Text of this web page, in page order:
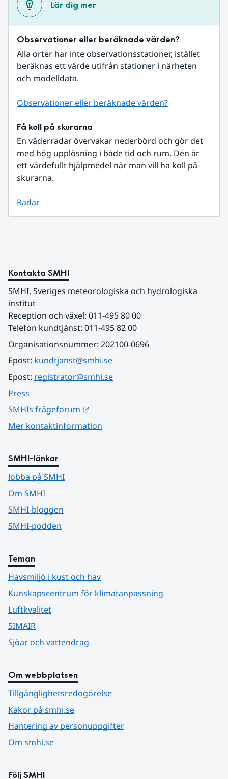
Lär dig mer
Observationer eller beräknade värden?
Alla orter har inte observationsstationer, istället
beräknas ett värde utifrån stationer i närheten
och modelldata.
Observationer eller beräknade värden?
Få koll på skurarna
En väderradar övervakar nederbörd och gör det
med hög upplösning i både tid och rum. Den är
ett värdefullt hjälpmedel när man vill ha koll på
skurarna.
Radar
Kontakta SMHI
SMHI, Sveriges meteorologiska och hydrologiska
institut
Reception och växel: 011-495 80 00
Telefon kundtjänst: 011-495 82 00
Organisationsnummer: 202100-0696
Epost: kundtjanst@smhi.se
Epost: registrator@smhi.se
Press
SMHIs frågeforum
Mer kontaktinformation
SMHI-länkar
Jobba på SMHI
Om SMHI
SMHI-bloggen
SMHI-podden
Teman
Havsmiljö i kust och hav
Kunskapscentrum för klimatanpassning
Luftkvalitet
SIMAIR
Sjöar och vattendrag
Om webbplatsen
Tillgänglighetsredogörelse
Kakor på smhi.se
Hantering av personuppgifter
Om smhi.se
Följ SMHI